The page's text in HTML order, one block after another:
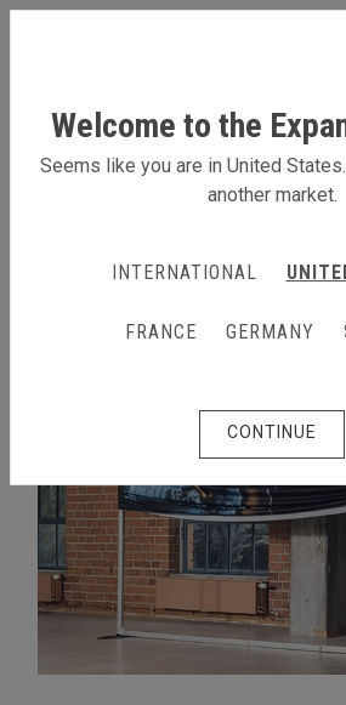
Welcome to the
Seems like you are in United
another market.
INTERNATIONAL
FRANCE GERMANY
CONTINUE